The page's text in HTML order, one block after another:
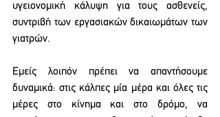
υγειονομική κάλυψη για τους ασθενείς,
συντριβή των εργασιακών δικαιωμάτων των
γιατρών.
Εμείς λοιπόν πρέπει να απαντήσουμε
δυναμικά: στις κάλπες μία μέρα και όλες τις
μέρες στο κίνημα και στο δρόμο, να